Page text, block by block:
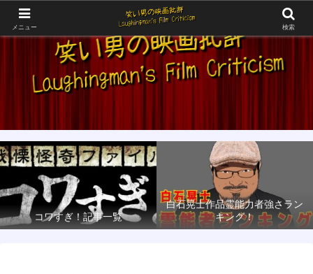
コワすぎ！記事一覧
白石晃士作品霊能力者強さラン
キング！
メニュー 検索